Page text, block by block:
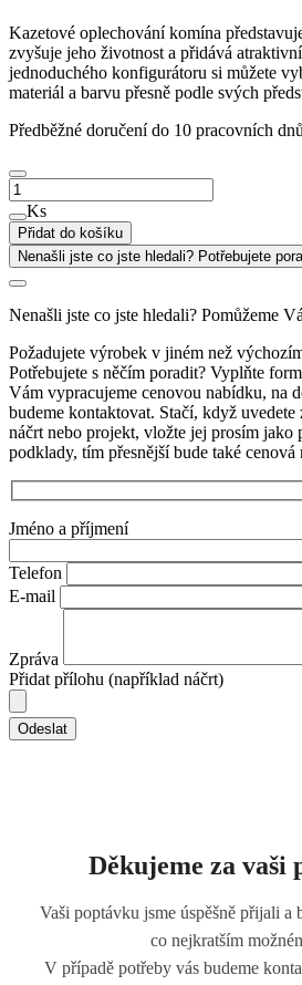
Kazetové oplechování komína
zvyšuje jeho životnost a přidává
jednoduchého konfigurátoru si můžete
materiál a barvu přesně podle svých
Předběžné doručení do 10 pracovních
Kazetové
oplechování
komína
Vertikal
množství
Ks
Přidat do košíku
Nenašli jste co jste hledali? Potřebujete
Nenašli jste co jste hledali? Pomůžeme
Požadujete výrobek v jiném než
Potřebujete s něčím poradit? Vyplňte
Vám vypracujeme cenovou nabídku, na
budeme kontaktovat. Stačí, když
náčrt nebo projekt, vložte jej prosím jako
podklady, tím přesnější bude také cenová
Jméno a příjmení
Telefon
E-mail
Zpráva
Přidat přílohu (například náčrt)
Odeslat
Děkujeme za vaši
Vaši poptávku jsme úspěšně přijali a
co nejkratším
V případě potřeby vás budeme